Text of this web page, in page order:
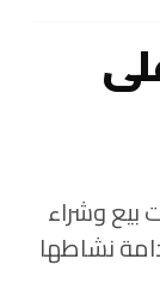
بيع وشراء
نشاطها